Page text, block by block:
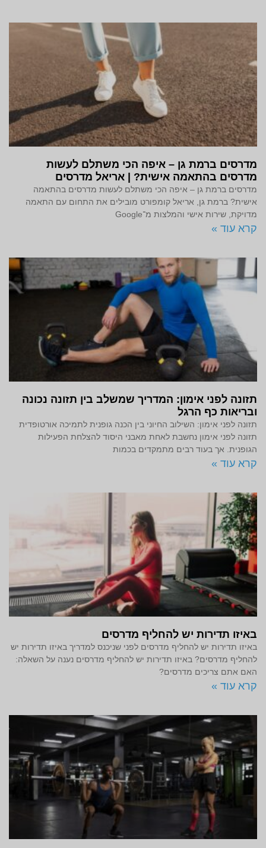
מדרסים ברמת גן – איפה הכי משתלם לעשות
מדרסים בהתאמה אישית? | אריאל מדרסים
מדרסים ברמת גן – איפה הכי משתלם לעשות מדרסים בהתאמה
אישית? ברמת גן, אריאל קומפורט מובילים את התחום עם התאמה
מדויקת, שירות אישי והמלצות מ־Google
קרא עוד »
תזונה לפני אימון: המדריך שמשלב בין תזונה נכונה
ובריאות כף הרגל
תזונה לפני אימון: השילוב החיוני בין הכנה גופנית לתמיכה אורטופדית
תזונה לפני אימון נחשבת לאחת מאבני היסוד להצלחת הפעילות
הגופנית. אך בעוד רבים מתמקדים בכמות
קרא עוד »
באיזו תדירות יש להחליף מדרסים
באיזו תדירות יש להחליף מדרסים לפני שניכנס למדריך באיזו תדירות יש
להחליף מדרסים? באיזו תדירות יש להחליף מדרסים נענה על השאלה:
האם אתם צריכים מדרסים?
קרא עוד »